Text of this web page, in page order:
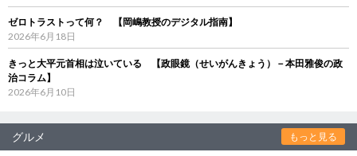
ゼロトラストって何？ 【岡嶋教授のデジタル指南】
2026年6月18日
きっと大平元首相は泣いている 【政眼鏡（せいがんきょう）－本田雅俊の政
治コラム】
2026年6月10日
グルメ もっと見る